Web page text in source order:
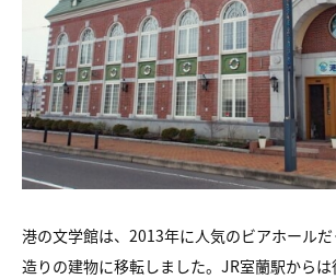
港の文学館は、2013年に人気のビアホール
造りの建物に移転しました。JR室蘭駅から